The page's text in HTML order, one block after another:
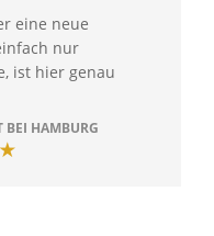
eine neue
nur
ist hier genau
BEI HAMBURG